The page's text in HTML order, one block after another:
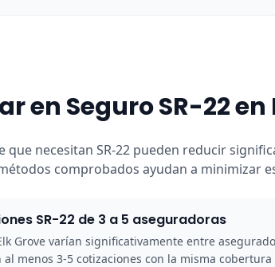
en Seguro SR-22 en
que necesitan SR-22 pueden reducir
comprobados ayudan a minimizar
SR-22 de 3 a 5 aseguradoras
Grove varían significativamente entre
al menos 3-5 cotizaciones con la misma